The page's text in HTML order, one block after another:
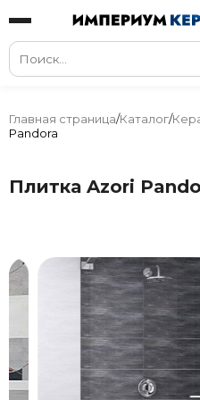
Главная страница/Каталог/
Pandora
Плитка Azori